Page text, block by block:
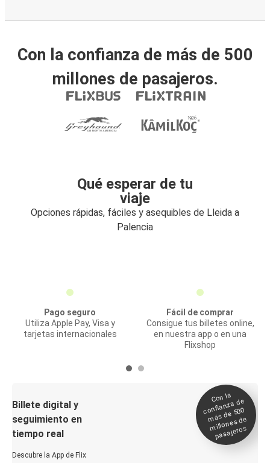
Con la confianza de más de 500
millones de pasajeros.
Qué esperar de tu
viaje
Opciones rápidas, fáciles y asequibles de Lleida a
Palencia
Pago seguro
Utiliza Apple Pay, Visa y
tarjetas internacionales
Fácil de comprar
Consigue tus billetes online,
en nuestra app o en una
Flixshop
Billete digital y
seguimiento en
tiempo real
Descubre la App de Flix
Con la
confianza de
más de 500
millones de
pasajeros